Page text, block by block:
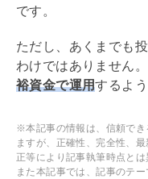
です。
ただし、あくまでも
わけではありません
裕資金で運用するよ
※本記事の情報は、信頼でき
ますが、正確性、完全性、
正等により記事執筆時点と
また本記事では、記事のテ